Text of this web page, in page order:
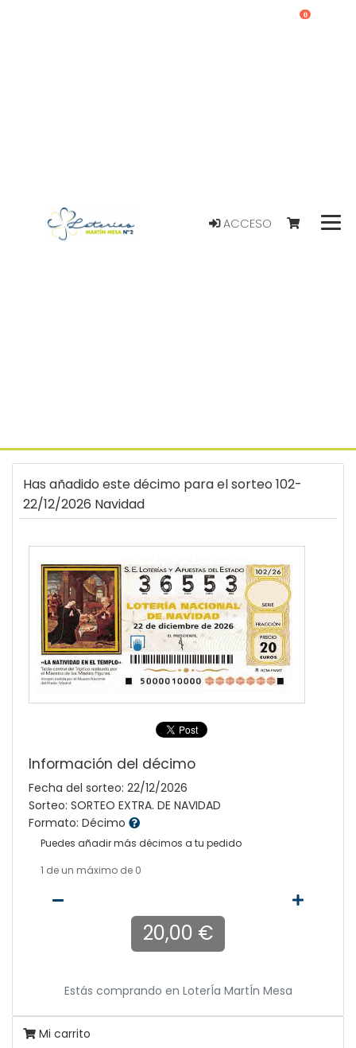
ACCESO
0
Has añadido este décimo para el sorteo 102-
22/12/2026 Navidad
Información del décimo
Fecha del sorteo: 22/12/2026
Sorteo: SORTEO EXTRA. DE NAVIDAD
Formato: Décimo
Puedes añadir más décimos a tu pedido
1 de un máximo de 0
20,00 €
Estás comprando en LoterÍa MartÍn Mesa
Mi carrito